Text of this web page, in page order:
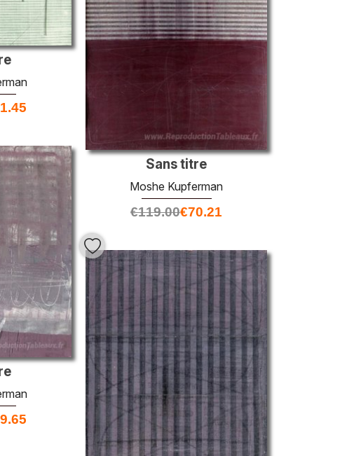
Sans titre
Moshe Kupferman
€119.00€70.21